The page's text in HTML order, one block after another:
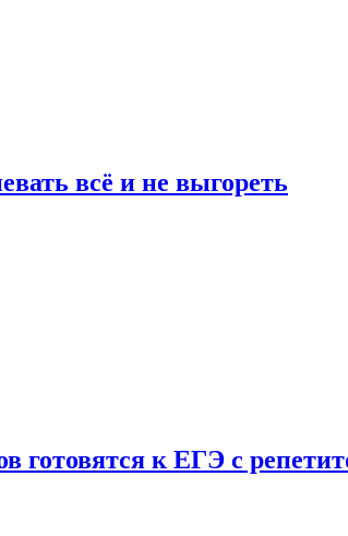
всё и не выгореть
готовятся к ЕГЭ с